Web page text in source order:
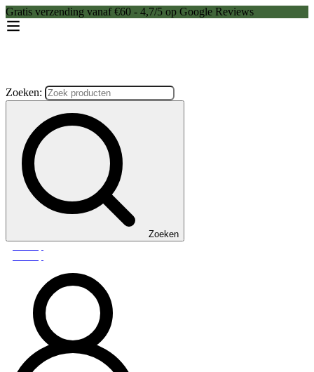
Gratis verzending vanaf €60 - 4,7/5 op Google Reviews
Zoeken:
Zoeken